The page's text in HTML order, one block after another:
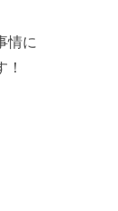
情に